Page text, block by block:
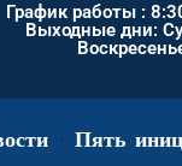
График работы :
Выходные дни:
Пять